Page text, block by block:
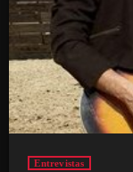
Entrevistas